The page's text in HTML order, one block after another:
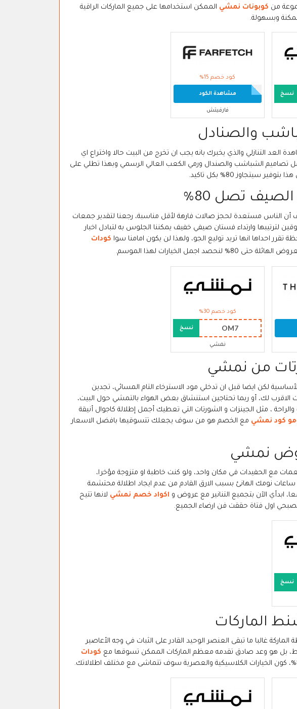
من كوبونات نمشي الممكن استخدامها على جميع الماركات الراقية
وبسهولة.
نسخ
كود خصم 15%
مشاهدة الكود
فارفيتش
التنازلي والذي يخبرك بانه يجب ان تخرج من البيت حالا واختراع اي
تصاميم الشباشب والصندال ورمي الكعب العالي الرسمي وبهذا تطلي على
80% بكل تاكيد.
تصل 80%
أن الناس مستعدة لحجز صالات فارهة لأقل مناسبة، رجعنا لتقدير جمعات
لترتيبها وارتداء فستان صيفي خفيف يمكننا الجلوس به لتبادل اخبار
احداها انها تريد توليع الجو، ولهذا لن يكون امامنا سوا كودات
لنحصد اجمل الخيارات لهذا الموسم.
كود خصم 30%
OM7 نسخ
نمشي
من نمشي
لكن ايضا قبل ان تدخلي مود الاسترخاء التام المسائي، تجدين
لك، أو ربما تحتاجين استنشاق بعض الهواء بالتمشي حول البيت،
، مثل الجينزات و الشورتات التي تعطيك أجمل إطلالة كاجوال أنيقة
كود نمشي مع الخصم هو من سوف يجعلك تتسوقيها بافضل الاسعار
نمشي
مع الحفيدات في مكان واحد، ولو كنت خاطبة او متزوجة مؤخرا،
نومك الهانئ بسبب الارق القادم من عدم ايجاد اطلالة محتشمة
ابدأي الآن بتجميع التنانير مع عروض و اكواد خصم نمشي لانها تتيح
اول فتاة حققت فن ارضاء الجميع.
نسخ
غالبا ما تبقى العنصر الوحيد القادر على الثبات في وجه الأعاصير
بل هو وعد صادق تقدمه معظم الماركات الممكن تسوقها مع كودات